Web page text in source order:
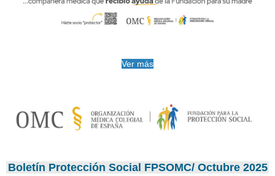
Ver más
Boletín Protección Social FPSOMC/ Octubre 2025